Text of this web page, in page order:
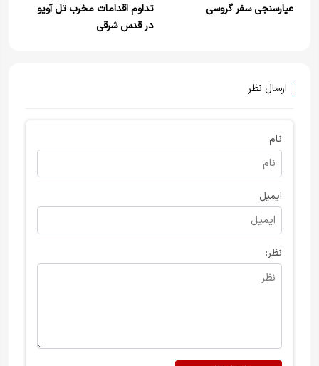
عیارسنجی سفر گروسی
تداوم اقدامات مخرب تل آویو
در قدس شرقی
ارسال نظر
نام
ایمیل
نظر: